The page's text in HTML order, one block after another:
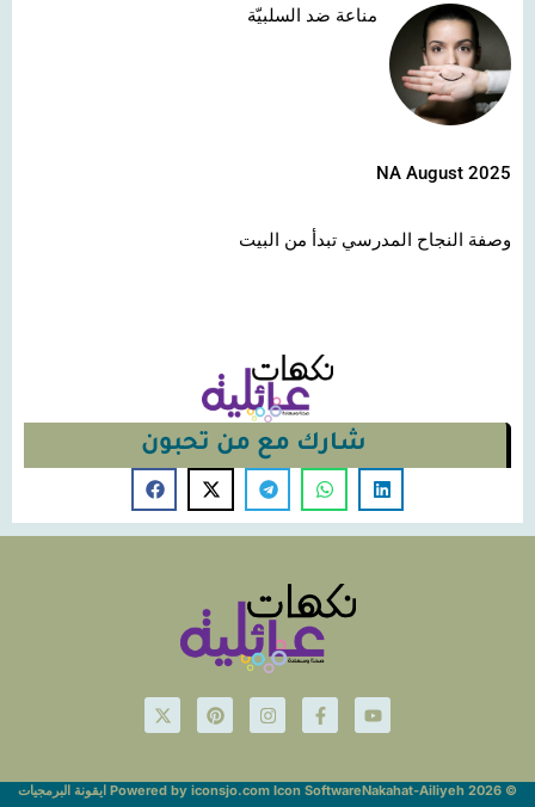
مناعة ضد السلبيّة
NA August 2025
وصفة النجاح المدرسي تبدأ من البيت
شارك مع من تحبون
© Nakahat-Ailiyeh 2026 Powered by iconsjo.com Icon Software ايقونة البرمجيات